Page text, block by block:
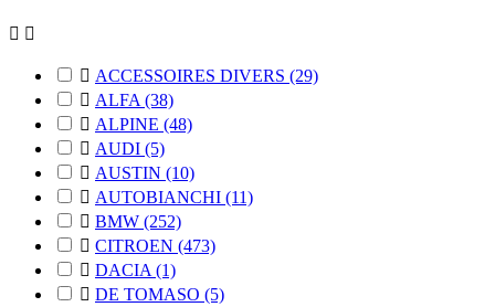
 
 ACCESSOIRES DIVERS (29)
 ALFA (38)
 ALPINE (48)
 AUDI (5)
 AUSTIN (10)
 AUTOBIANCHI (11)
 BMW (252)
 CITROEN (473)
 DACIA (1)
 DE TOMASO (5)